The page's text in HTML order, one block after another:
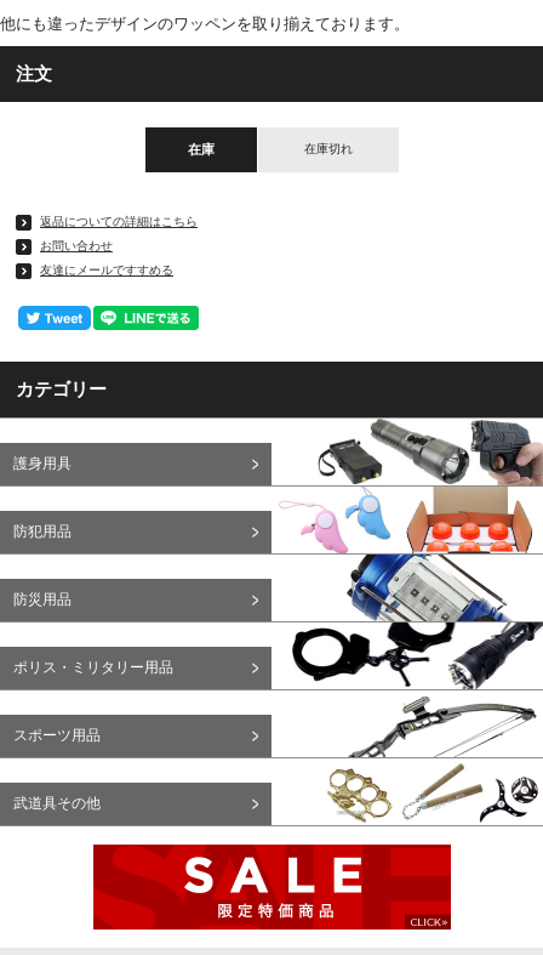
他にも違ったデザインのワッペンを取り揃えております。
注文
在庫 在庫切れ
返品についての詳細はこちら
お問い合わせ
友達にメールですすめる
カテゴリー
護身用具
防犯用品
防災用品
ポリス・ミリタリー用品
スポーツ用品
武道具その他